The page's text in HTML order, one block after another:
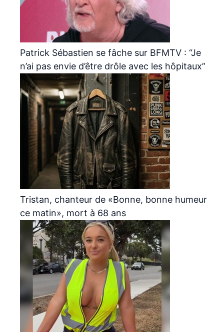
Patrick Sébastien se fâche sur BFMTV : “Je
n’ai pas envie d’être drôle avec les hôpitaux”
Tristan, chanteur de «Bonne, bonne humeur
ce matin», mort à 68 ans